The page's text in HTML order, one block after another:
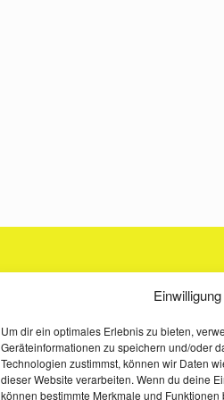
Um dir ein optimales Erlebnis zu bieten,
Geräteinformationen zu speichern und/oder
Technologien zustimmst, können wir Daten
dieser Website verarbeiten. Wenn du deine
können bestimmte Merkmale und Funktionen